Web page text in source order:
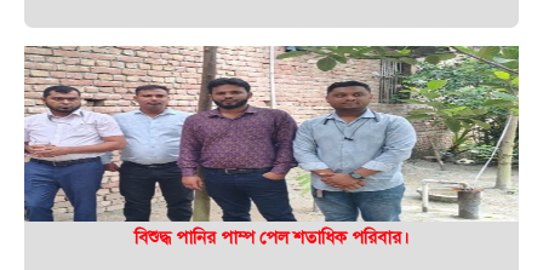
বিশুদ্ধ পানির পাম্প পেল শতাধিক পরিবার।